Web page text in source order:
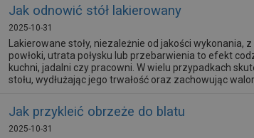
Jak odnowić stół lakierowany
2025-10-31
Lakierowane stoły, niezależnie od jakości
powłoki, utrata połysku lub przebarwienia to efekt
kuchni, jadalni czy pracowni. W wielu przypadkach
stołu, wydłużając jego trwałość oraz zachowując
Jak przykleić obrzeże do blatu
2025-10-31